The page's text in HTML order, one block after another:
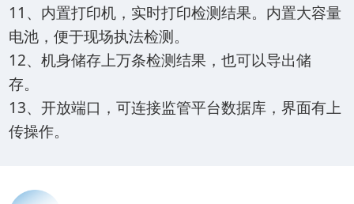
11、内置打印机，实时打印检测结果。内置大容量
电池，便于现场执法检测。
12、机身储存上万条检测结果，也可以导出储
存。
13、开放端口，可连接监管平台数据库，界面有上
传操作。